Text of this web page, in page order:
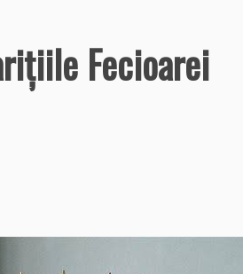
Fecioarei